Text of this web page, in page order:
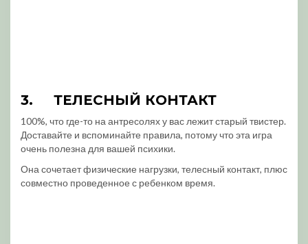
3. ТЕЛЕСНЫЙ КОНТАКТ
100%, что где-то на антресолях у вас лежит старый твистер.
Доставайте и вспоминайте правила, потому что эта игра
очень полезна для вашей психики.
Она сочетает физические нагрузки, телесный контакт, плюс
совместно проведенное с ребенком время.